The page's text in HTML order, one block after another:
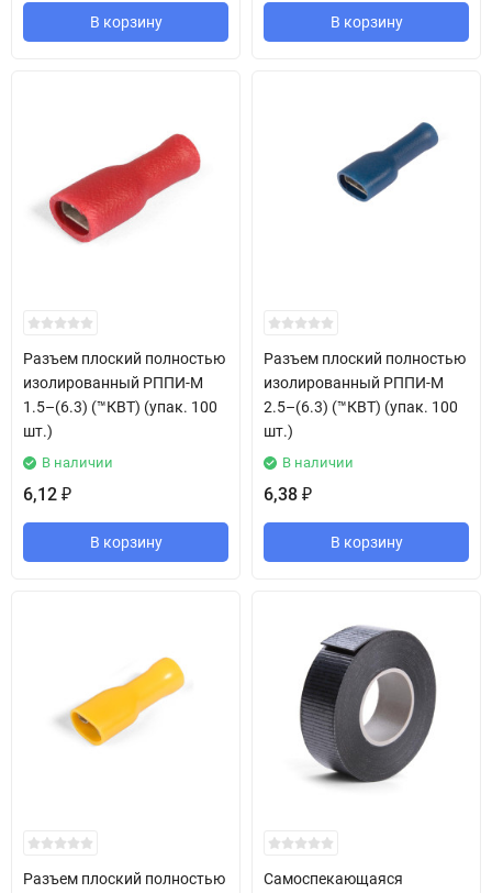
В корзину В корзину
Разъем плоский полностью
изолированный РППИ-М
1.5–(6.3) (™КВТ) (упак. 100
шт.)
В наличии
6,12 ₽
В корзину
Разъем плоский полностью
изолированный РППИ-М
2.5–(6.3) (™КВТ) (упак. 100
шт.)
В наличии
6,38 ₽
В корзину
Разъем плоский полностью
Самоспекающаяся